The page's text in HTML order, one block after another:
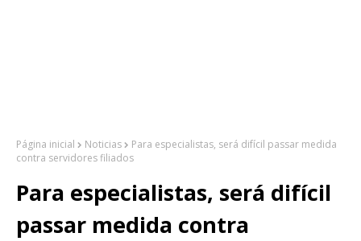
Página inicial Noticias
Para especialistas, será difícil passar medida
contra servidores filiados
Para especialistas, será difícil
passar medida contra